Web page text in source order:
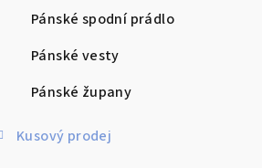
Pánské spodní prádlo
Pánské vesty
Pánské župany
Kusový prodej